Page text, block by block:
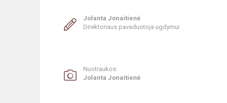
Jolanta Jonaitienė
Direktoriaus pavaduotoja ugdymui
Nuotraukos:
Jolanta Jonaitienė